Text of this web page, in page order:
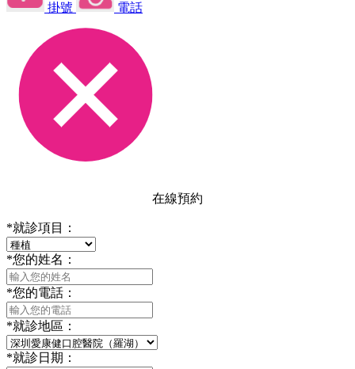
掛號 電話
在線預約
*就診項目：
*您的姓名：
*您的電話：
*就診地區：
*就診日期：